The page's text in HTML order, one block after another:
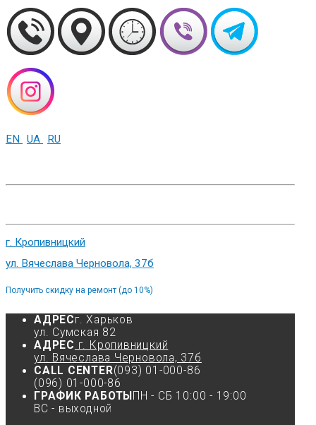
EN UA RU
г. Кропивницкий
ул. Вячеслава Черновола, 37б
Получить скидку на ремонт (до 10%)
АДРЕСг. Харьков
ул. Сумская 82
АДРЕС г. Кропивницкий
ул. Вячеслава Черновола, 37б
CALL CENTER(093) 01-000-86
(096) 01-000-86
ГРАФИК РАБОТЫ ПН - СБ 10:00 - 19:00
ВС - выходной